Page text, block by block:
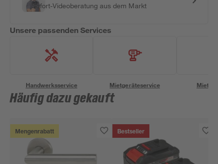
Sofort-Videoberatung aus dem Markt
Unsere passenden Services
Handwerksservice Mietgeräteservice
Häufig dazu gekauft
Mengenrabatt Bestseller